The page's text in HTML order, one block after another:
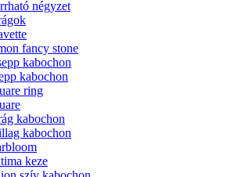
négyzet
fancy stone
kabochon
kabochon
ring
kabochon
kabochon
keze